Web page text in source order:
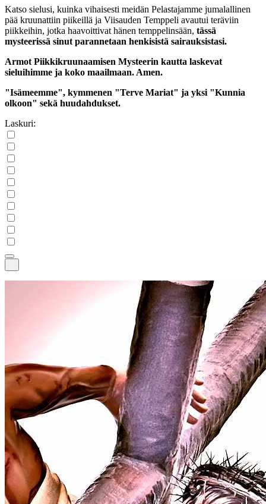
Katso sielusi, kuinka vihaisesti meidän Pelastajamme jumalallinen
pää kruunattiin piikeillä ja Viisauden Temppeli avautui teräviin
piikkeihin, jotka haavoittivat hänen temppelinsään, tässä
mysteerissä sinut parannetaan henkisistä sairauksistasi.
Armot Piikkikruunaamisen Mysteerin kautta laskevat
sieluihimme ja koko maailmaan. Amen.
"Isämeemme", kymmenen "Terve Mariat" ja yksi "Kunnia
olkoon" sekä huudahdukset.
Laskuri: